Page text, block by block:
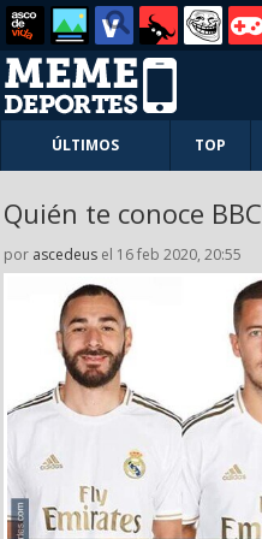
ÚLTIMOS TOP
Quién te conoce BBC
por ascedeus el 16 feb 2020, 20:55